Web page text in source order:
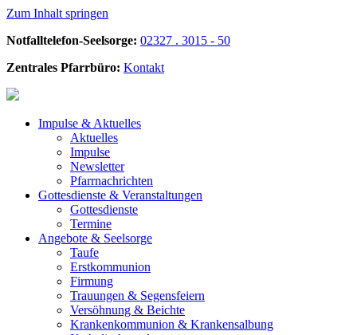
Zum Inhalt springen
Notfalltelefon-Seelsorge: 02327 . 3015 - 50
Zentrales Pfarrbüro: Kontakt
Impulse & Aktuelles
Aktuelles
Impulse
Newsletter
Pfarrnachrichten
Gottesdienste & Veranstaltungen
Gottesdienste
Termine
Angebote & Seelsorge
Taufe
Erstkommunion
Firmung
Trauungen & Segensfeiern
Versöhnung & Beichte
Krankenkommunion & Krankensalbung